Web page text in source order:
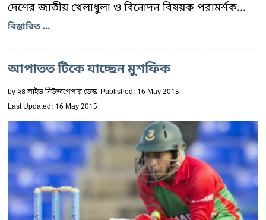
দেশের জাতীয় খেলাধুলা ও বিনোদন বিষয়ক পরামর্শক...
বিস্তারিত ...
আপাতত টিকে যাচ্ছেন মুশফিক
by২৪ লাইভ নিউজপেপার ডেস্ক Published: 16 May 2015
Last Updated: 16 May 2015